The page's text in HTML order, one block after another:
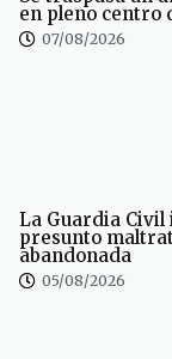
en pleno centro
07/08/2026
La Guardia
presunto
abandonada
05/08/2026